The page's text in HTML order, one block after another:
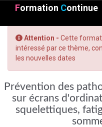
Formation Continue
Attention - Cette
intéressé par ce thème,
les nouvelles dates
Prévention des
sur écrans
squelettiques,